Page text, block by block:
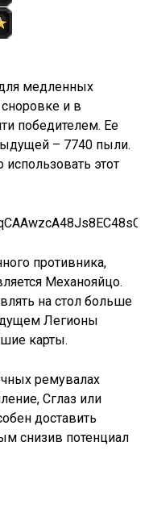
медленных
и в
победителем. Ее
– 7740 пыли.
этот
противника,
Механояйцо.
на стол больше
Легионы
карты.
ремувалах
Сглаз или
доставить
снизив потенциал